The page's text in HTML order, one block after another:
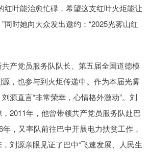
红叶能治愈忙碌，希望这支红叶火炬能让
同时她向大众发出邀约：“2025光雾山红
产党员服务队队长、第五届全国道德模
，也参与到火炬传递中。作为本届光雾
源直言“非常荣幸，心情格外激动”。刘
2011年，他曾带领共产党员服务队赴巴
，又率队前往巴中开展电力扶贫工作，
刘源亲眼见证了巴中“飞速发展、人民生